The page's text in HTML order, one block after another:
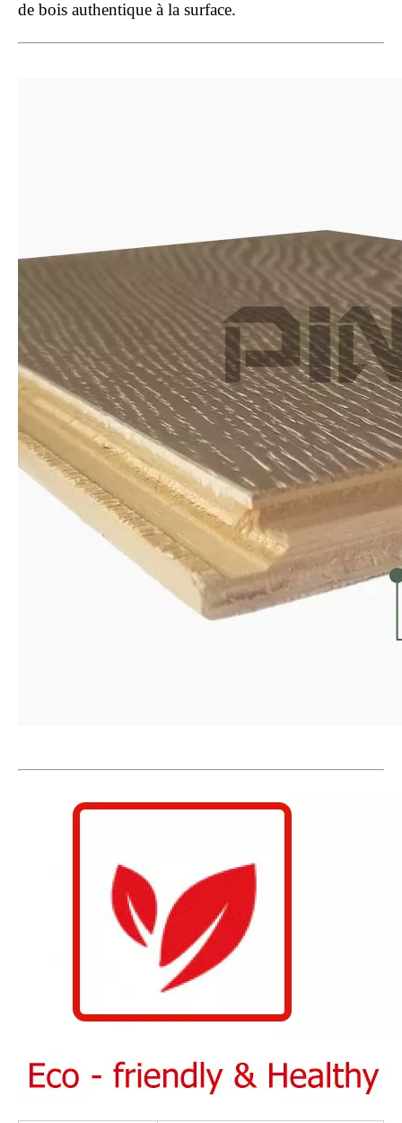
CH1618 Fishbone Lined Floor
CH1617 Planchers en bois Chevron
de bois authentique à la surface.